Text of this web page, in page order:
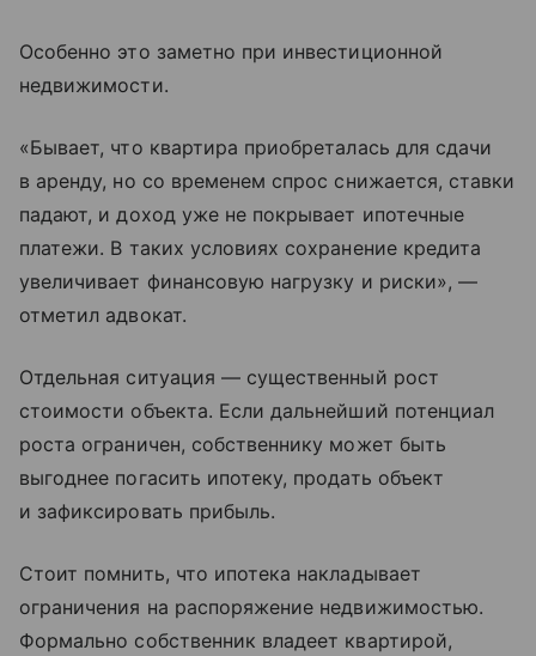
Особенно это заметно при инвестиционной
недвижимости.
«Бывает, что квартира приобреталась для сдачи
в аренду, но со временем спрос снижается, ставки
падают, и доход уже не покрывает ипотечные
платежи. В таких условиях сохранение кредита
увеличивает финансовую нагрузку и риски», —
отметил адвокат.
Отдельная ситуация — существенный рост
стоимости объекта. Если дальнейший потенциал
роста ограничен, собственнику может быть
выгоднее погасить ипотеку, продать объект
и зафиксировать прибыль.
Стоит помнить, что ипотека накладывает
ограничения на распоряжение недвижимостью.
Формально собственник владеет квартирой,